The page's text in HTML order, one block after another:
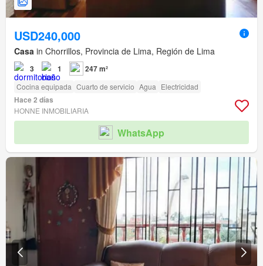
USD240,000
Casa in Chorrillos, Provincia de Lima, Región de Lima
3 1 247 m²
Cocina equipada Cuarto de servicio Agua Electricidad
Hace 2 días
HONNE INMOBILIARIA
WhatsApp